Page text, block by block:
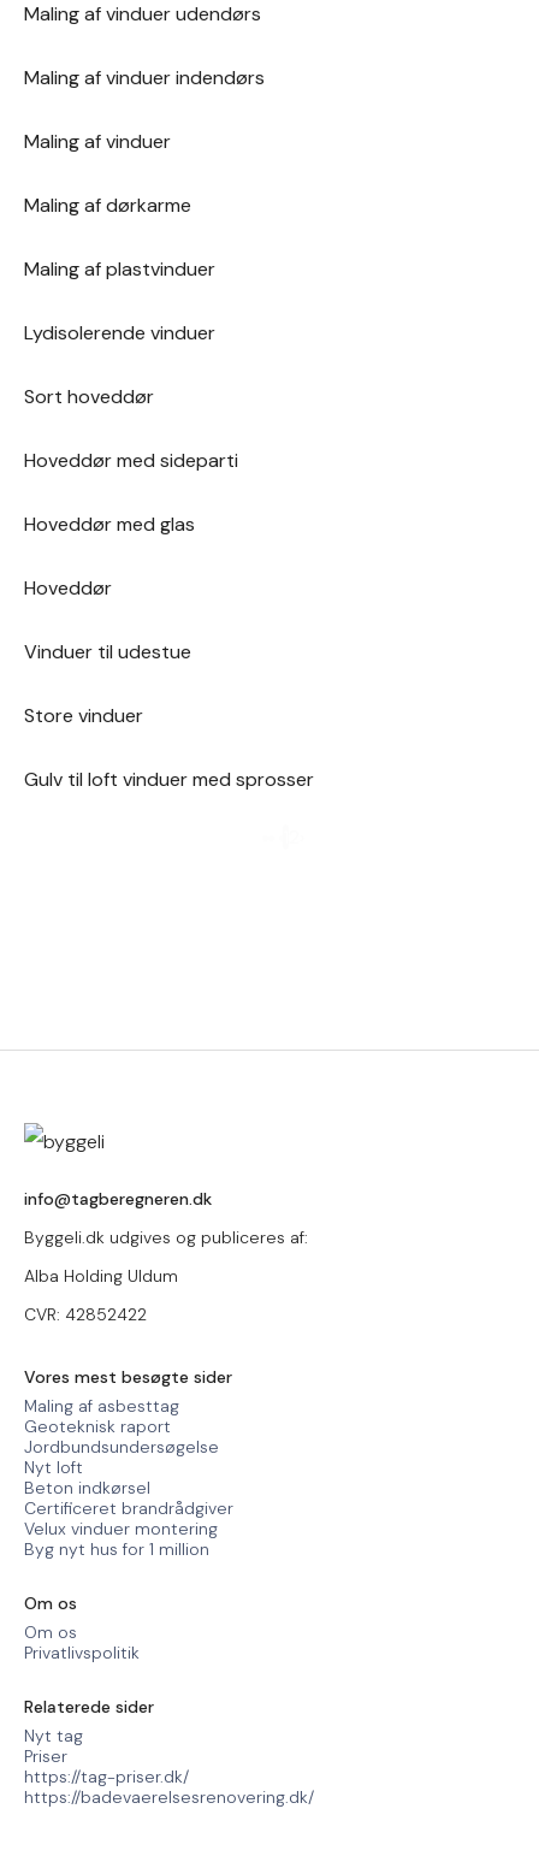
Maling af vinduer udendørs
Maling af vinduer indendørs
Maling af vinduer
Maling af dørkarme
Maling af plastvinduer
Lydisolerende vinduer
Sort hoveddør
Hoveddør med sideparti
Hoveddør med glas
Hoveddør
Vinduer til udestue
Store vinduer
Gulv til loft vinduer med sprosser
info@tagberegneren.dk
Byggeli.dk udgives og publiceres af:
Alba Holding Uldum
CVR: 42852422
Vores mest besøgte sider
Maling af asbesttag
Geoteknisk raport
Jordbundsundersøgelse
Nyt loft
Beton indkørsel
Certificeret brandrådgiver
Velux vinduer montering
Byg nyt hus for 1 million
Om os
Om os
Privatlivspolitik
Relaterede sider
Nyt tag
Priser
https://tag-priser.dk/
https://badevaerelsesrenovering.dk/